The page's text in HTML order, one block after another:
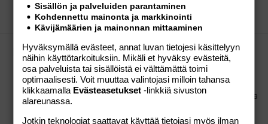
Jekkupatteri
Viesti #541 18.02.2007
ja taaperot
Kevätkullat06
Iltapäivää! Meillä molemmat pikkupotilaat nyt
nukkuvat,joten minä tulin poikkeamaan tänne..
Tänään sitten on laskenut tuon esikoisen kuume :D
muutamia asteita vielä on,näkee nyt sitten mitä illalla
tapahtuu,nouseeko kuume taas...Antibiooteista
saatiin resepti,mutta niitä ei ole vielä haettu...
Sisällön ja palveluiden parantaminen
Kohdennettu mainonta ja markkinointi
Kävijämäärien ja mainonnan mittaaminen
Hyväksymällä evästeet, annat luvan tietojesi käsittelyyn
näihin käyttötarkoituksiin. Mikäli et hyväksy evästeitä,
osa palveluista tai sisällöistä ei välttämättä toimi
optimaalisesti. Voit muuttaa valintojasi milloin tahansa
klikkaamalla Evästeasetukset -linkkiä sivuston
alareunassa.
Jotkin teknologiat saattavat käyttää tietojasi myös ilman